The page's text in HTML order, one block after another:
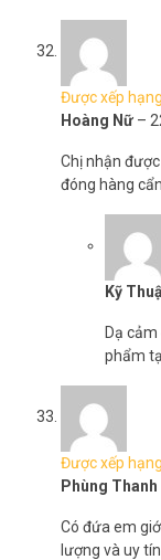
Được xếp hạng
Hoàng Nữ –
Chị nhận
đóng hàng
Kỹ
Dạ
phẩm
Được xếp hạng
Phùng Thanh
Có đứa em
lượng và uy